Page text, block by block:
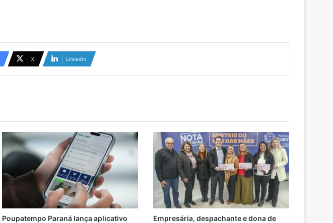
X Linkedin
Poupatempo Paraná lança aplicativo Empresária, despachante e dona de